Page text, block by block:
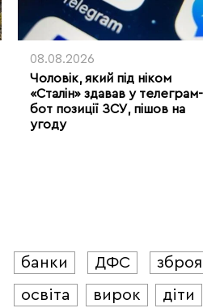
08.08.2026
Чоловік, який під ніком
«Сталін» здавав у телеграм-
бот позиції ЗСУ, пішов на
угоду
банки ДФС зброя
освіта
вирок діти